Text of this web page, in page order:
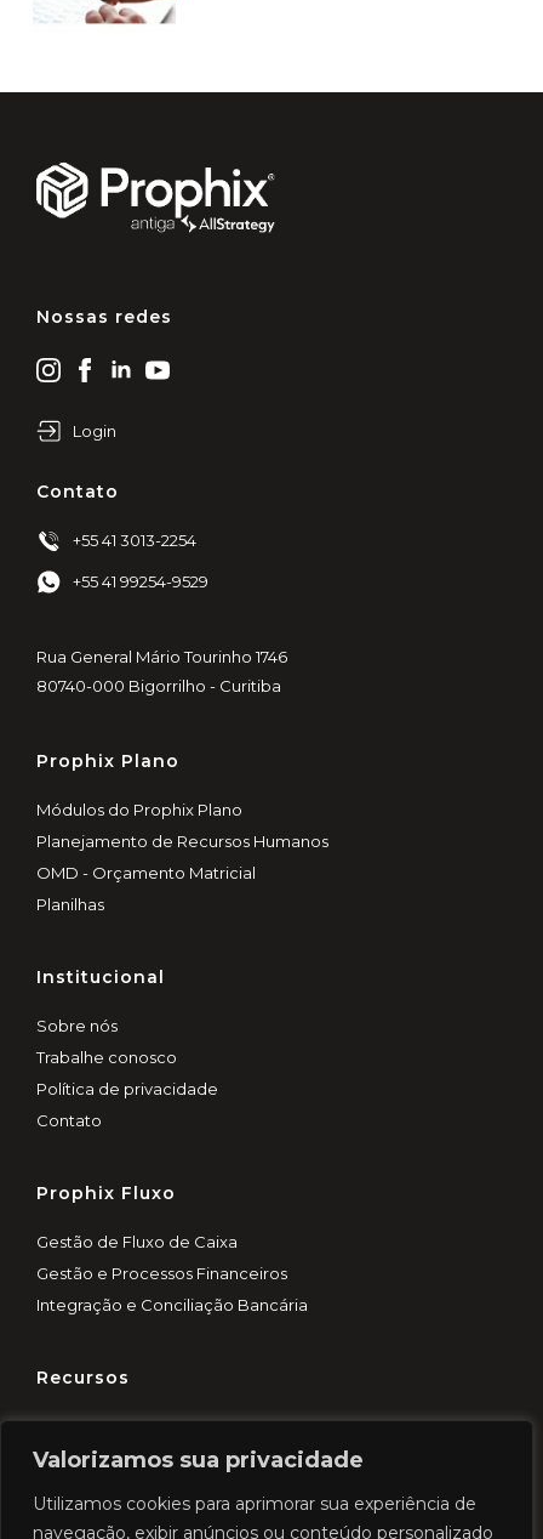
Valorizamos sua privacidade
Utilizamos cookies para aprimorar sua experiência de
navegação, exibir anúncios ou conteúdo personalizado
Nossas redes
Login
Contato
+55 41 3013-2254
+55 41 99254-9529
Rua General Mário Tourinho 1746
80740-000 Bigorrilho - Curitiba
Prophix Plano
Módulos do Prophix Plano
Planejamento de Recursos Humanos
OMD - Orçamento Matricial
Planilhas
Institucional
Sobre nós
Trabalhe conosco
Política de privacidade
Contato
Prophix Fluxo
Gestão de Fluxo de Caixa
Gestão e Processos Financeiros
Integração e Conciliação Bancária
Recursos
Customer Experience
Blog